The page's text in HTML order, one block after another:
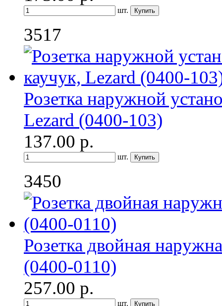
шт.
3517
Розетка наружной
Lezard (0400-103)
137.00 р.
шт.
3450
Розетка двойная
(0400-0110)
257.00 р.
шт.